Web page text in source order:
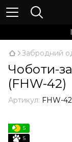
Забродний
Чоботи-
(FHW-42)
Артикул: FHW-42
5
5